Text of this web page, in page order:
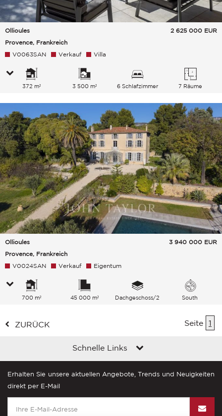
Ollioules
Provence, Frankreich
2 625 000 EUR
V0063SAN Verkauf Villa
372 m² 3 500 m² 6 Schlafzimmer 7 Räume
Ollioules
Provence, Frankreich
3 940 000 EUR
V0024SAN Verkauf Eigentum
700 m² 45 000 m² Dachgeschoss/2 South
ZURÜCK Seite 1
Schnelle Links
Erhalten Sie unsere aktuellen Angebote, Trends und Neuigkeiten
direkt per E-Mail